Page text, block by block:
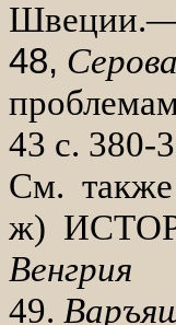
48,
43 с. 380-
См.
ж)
Венгрия
49.